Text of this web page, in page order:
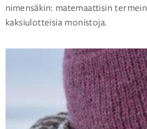
nimensäkin: matemaattisin termein
kaksiulotteisia monistoja.